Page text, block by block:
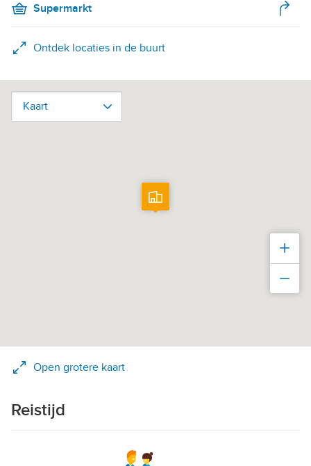
Supermarkt
Ontdek locaties in de buurt
Kaart
Kaart
Open grotere kaart
Reistijd